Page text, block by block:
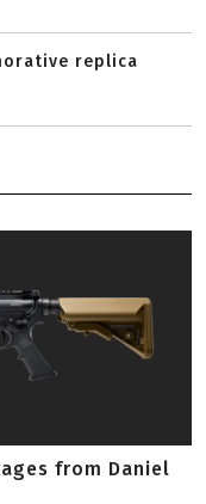
replica
from Daniel